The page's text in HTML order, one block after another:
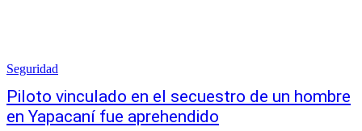
Seguridad
Piloto vinculado en el secuestro de un hombre
en Yapacaní fue aprehendido